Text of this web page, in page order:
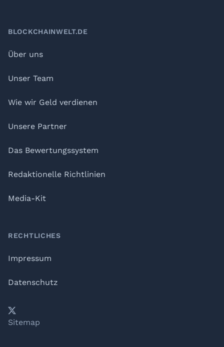
BLOCKCHAINWELT.DE
Über uns
Unser Team
Wie wir Geld verdienen
Unsere Partner
Das Bewertungssystem
Redaktionelle Richtlinien
Media-Kit
RECHTLICHES
Impressum
Datenschutz
YouTube
𝕏 LinkedIn
Telegram
Sitemap